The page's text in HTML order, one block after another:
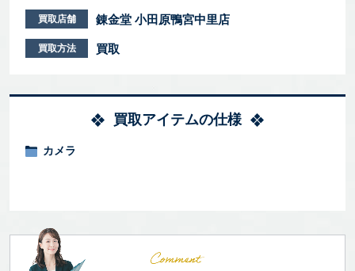
買取店舗 錬金堂 小田原鴨宮中里店
買取方法 買取
買取アイテムの仕様
カメラ